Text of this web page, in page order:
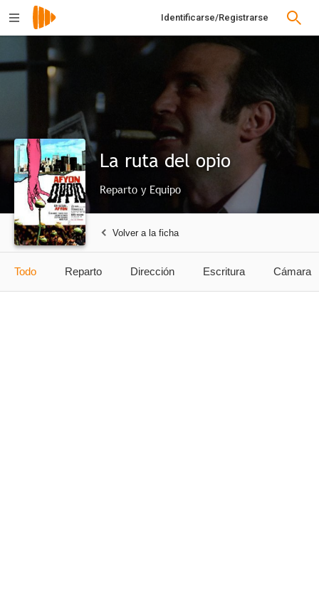
Identificarse/Registrarse
La ruta del opio
Reparto y Equipo
Volver a la ficha
Todo Reparto Dirección Escritura Cámara